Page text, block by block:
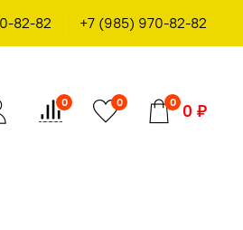
82-82 +7 (985) 970-82-82
0 0 0 0 ₽